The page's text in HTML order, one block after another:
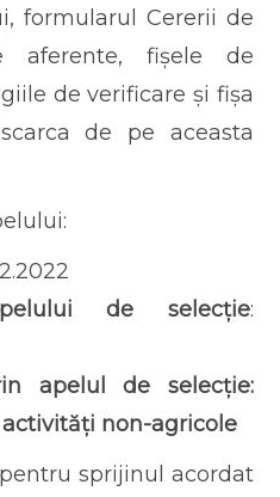
formularul Cererii de
aferente, fișele de
de verificare și fișa
de pe aceasta
de selecție:
apelul de selecție:
non-agricole
pentru sprijinul acordat